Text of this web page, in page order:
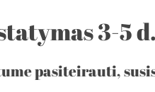
3-5
pasiteirauti,